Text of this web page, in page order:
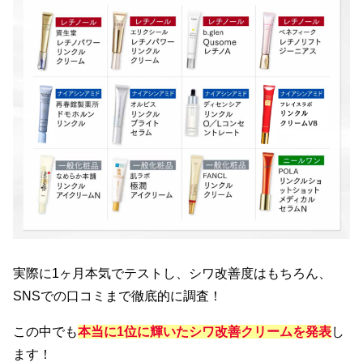
実際に1ヶ月本気でテストし、シワ改善度はもちろん、
SNSでの口コミまで徹底的に調査！
この中でも本当に1位に輝いたシワ改善クリームを発表し
ます！